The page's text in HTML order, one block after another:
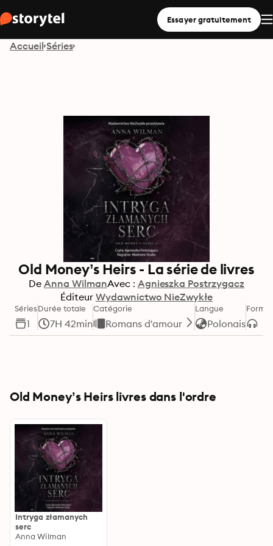
Essayer gratuitement
Accueil Séries
Old Money’s Heirs - La série de livres
De Anna WilmanAvec : Agnieszka Postrzygacz
Éditeur Wydawnictwo NieZwykłe
Séries
1
Durée totale
7H 42min
Catégorie
Romans d'amour
Langue
Polonais
Old Money’s Heirs livres dans l'ordre
Intryga złamanych
serc
Anna Wilman